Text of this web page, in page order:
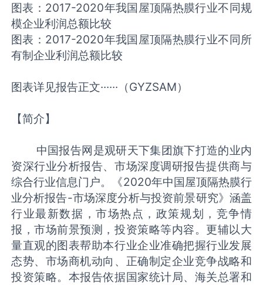
图表：2017-2020年我国屋顶隔热膜行业不同规
模企业利润总额比较
图表：2017-2020年我国屋顶隔热膜行业不同所
有制企业利润总额比较
图表详见报告正文······（GYZSAM）
【简介】
中国报告网是观研天下集团旗下打造的业内
资深行业分析报告、市场深度调研报告提供商与
综合行业信息门户。《2020年中国屋顶隔热膜行
业分析报告-市场深度分析与投资前景研究》涵盖
行业最新数据，市场热点，政策规划，竞争情
报，市场前景预测，投资策略等内容。更辅以大
量直观的图表帮助本行业企业准确把握行业发展
态势、市场商机动向、正确制定企业竞争战略和
投资策略。本报告依据国家统计局、海关总署和